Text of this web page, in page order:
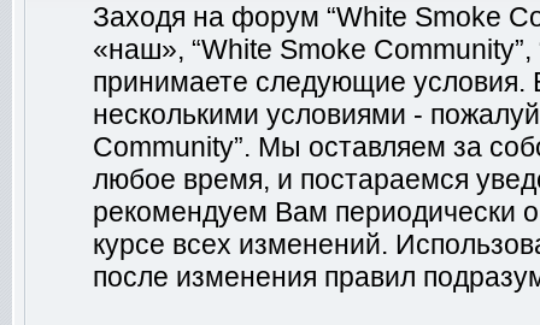
Заходя на форум “White Smoke
«наш», “White Smoke
принимаете следующие
несколькими условиями -
Community”. Мы оставляем за
любое время, и постараемся
рекомендуем Вам периодически
курсе всех изменений.
после изменения правил